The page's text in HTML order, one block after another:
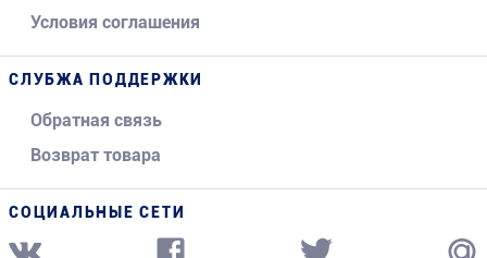
Условия соглашения
СЛУБЖА ПОДДЕРЖКИ
Обратная связь
Возврат товара
СОЦИАЛЬНЫЕ СЕТИ